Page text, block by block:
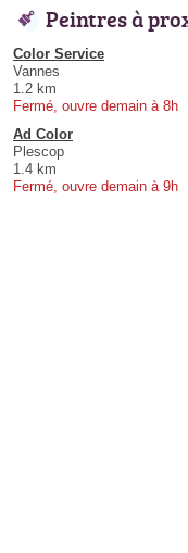
Peintres à
Color Service
Vannes
1.2 km
Fermé, ouvre demain à 8h
Ad Color
Plescop
1.4 km
Fermé, ouvre demain à 9h